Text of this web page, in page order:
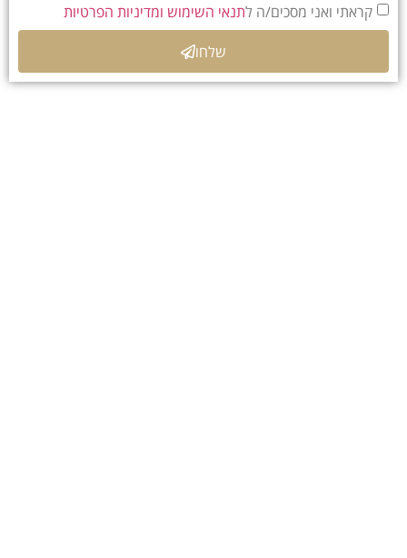
קראתי ואני מסכים/ה לתנאי השימוש ומדיניות הפרטיות
שלחו